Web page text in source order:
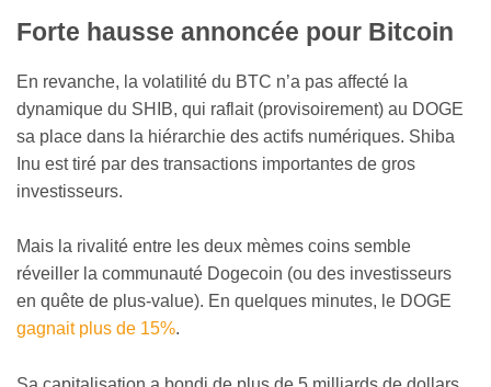
Forte hausse annoncée pour Bitcoin
En revanche, la volatilité du BTC n’a pas affecté la
dynamique du SHIB, qui raflait (provisoirement) au DOGE
sa place dans la hiérarchie des actifs numériques. Shiba
Inu est tiré par des transactions importantes de gros
investisseurs.
Mais la rivalité entre les deux mèmes coins semble
réveiller la communauté Dogecoin (ou des investisseurs
en quête de plus-value). En quelques minutes, le DOGE
gagnait plus de 15%.